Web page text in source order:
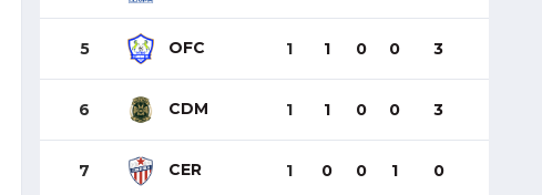
5 OFC 1 1 0 0 3
6 CDM 1 1 0 0 3
7 CER 1 0 0 1 0